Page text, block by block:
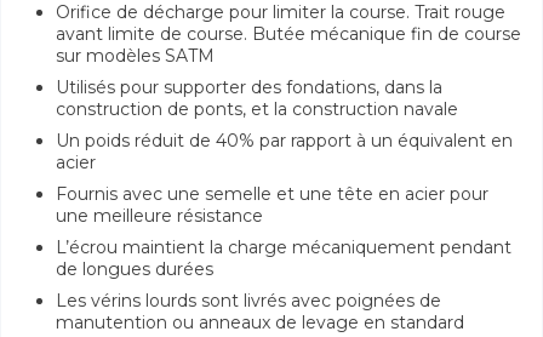
Orifice de décharge pour limiter la course. Trait rouge
avant limite de course. Butée mécanique fin de course
sur modèles SATM
Utilisés pour supporter des fondations, dans la
construction de ponts, et la construction navale
Un poids réduit de 40% par rapport à un équivalent en
acier
Fournis avec une semelle et une tête en acier pour
une meilleure résistance
L’écrou maintient la charge mécaniquement pendant
de longues durées
Les vérins lourds sont livrés avec poignées de
manutention ou anneaux de levage en standard